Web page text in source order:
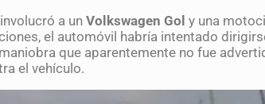
a unVolkswagen Gol y una
el automóvil habría intentado
que aparentemente no fue
el vehículo.